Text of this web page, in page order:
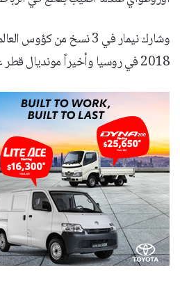
2018 في روسيا وأخيراً مونديال قطر عام 2022.